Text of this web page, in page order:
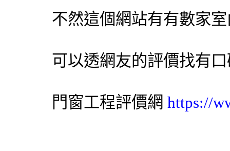
不然這個網站有有數家
可以透網友的評價找有
門窗工程評價網 https://